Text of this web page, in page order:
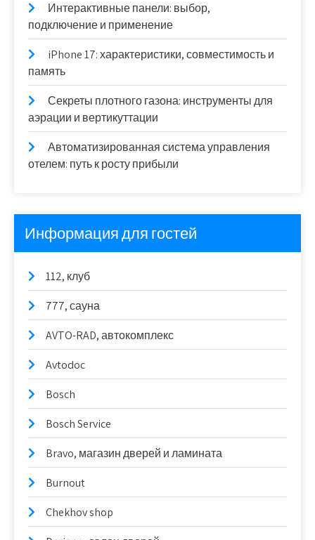
Интерактивные панели: выбор,
подключение и применение
iPhone 17: характеристики, совместимость и
память
Секреты плотного газона: инструменты для
аэрации и вертикуттации
Автоматизированная система управления
отелем: путь к росту прибыли
Информация для гостей
112, клуб
777, сауна
AVTO-RAD, автокомплекс
Avtodoc
Bosch
Bosch Service
Bravo, магазин дверей и ламината
Burnout
Chekhov shop